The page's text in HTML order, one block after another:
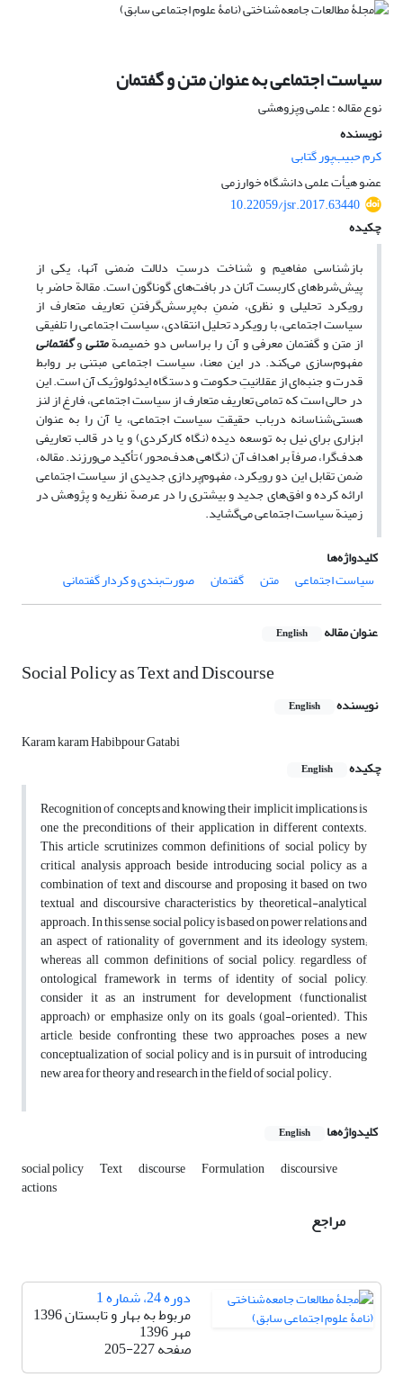
سیاست اجتماعی به عنوان متن و گفتمان
نوع مقاله : علمی وپزوهشی
نویسنده
کرم حبیب‌پور گتابی
عضو هیأت علمی دانشگاه خوارزمی
10.22059/jsr.2017.63440
چکیده
بازشناسی مفاهیم و شناخت درستِ دلالت ضمنی آنها، یکی از
پیش‌شرط‌های کاربست آنان در بافت‌های گوناگون است. مقالة حاضر با
رویکرد تحلیلی و نظری، ضمنِ به‌پرسش‌گرفتنِ تعاریف متعارف از
سیاست اجتماعی، با رویکرد تحلیل انتقادی، سیاست اجتماعی را تلفیقی
از متن و گفتمان معرفی و آن را براساس دو خصیصةمتنیوگفتمانی
مفهوم‌سازی می‌کند. در این معنا، سیاست اجتماعی مبتنی بر روابط
قدرت و جنبه‌ای از عقلانیتِ حکومت و دستگاه ایدئولوژیک آن است. این
در حالی است که تمامی تعاریف متعارف از سیاست اجتماعی، فارغ از لنز
هستی‌شناسانه درباب حقیقتِ سیاست اجتماعی، یا آن را به عنوان
ابزاری برای نیل به توسعه دیده (نگاه کارکردی) و یا در قالب تعاریفی
هدف‌گرا، صرفاً بر اهداف آن (نگاهی هدف‌محور) تأکید می‌ورزند. مقاله،
ضمن تقابل این دو رویکرد، مفهوم‌پردازی جدیدی از سیاست اجتماعی
ارائه کرده و افق‌های جدید و بیشتری را در عرصة نظریه و پژوهش در
زمینة سیاست اجتماعی می‌گشاید.
کلیدواژه‌ها
سیاست اجتماعی
متن گفتمان صورت‌بندی و کردار گفتمانی
عنوان مقاله English
Social Policy as Text and Discourse
نویسنده English
Karam karam Habibpour Gatabi
چکیده
English
Recognition of concepts and knowing their implicit implications is
one the preconditions of their application in different contexts.
This article scrutinizes common definitions of social policy by
critical analysis approach beside introducing social policy as a
combination of text and discourse and proposing it based on two
textual and discoursive characteristics by theoretical-analytical
approach. In this sense, social policy is based on power relations and
an aspect of rationality of government and its ideology system;
whereas all common definitions of social policy, regardless of
ontological framework in terms of identity of social policy,
consider it as an instrument for development (functionalist
approach) or emphasize only on its goals (goal-oriented). This
article, beside confronting these two approaches, poses a new
conceptualization of social policy and is in pursuit of introducing
new area for theory and research in the field of social policy.
کلیدواژه‌ها English
social policy Text discourse Formulation discoursive
actions
مراجع
دوره 24، شماره 1
مربوط به بهار و تابستان 1396
مهر 1396
صفحه205-227